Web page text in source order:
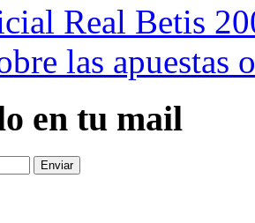
Real Betis
las apuestas
en tu mail